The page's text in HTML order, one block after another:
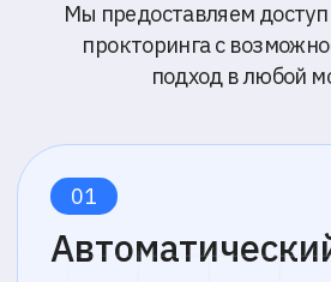
Поддержка ИИ
Экзамен в реальном времени
Интерактивный контроль
Проктор наблюдает за участниками,
фиксируя поведение через экран,
Встроенный чат, аудио- и видеосвязь
для взаимодействия с экзаменуемыми